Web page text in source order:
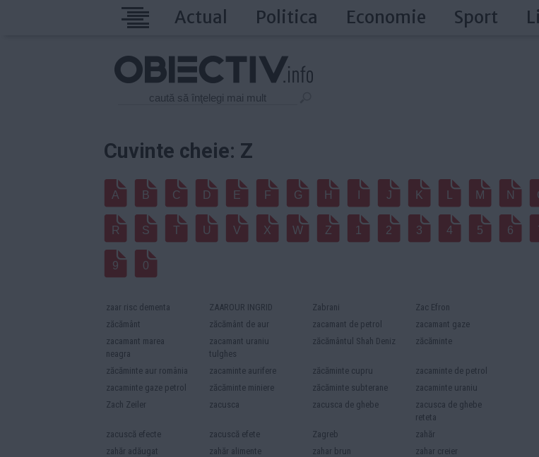
Actual Politica Economie Sport
Cuvinte cheie: Z
A B C D E F G H J K M N
R S T U V X W Z 1 2 3 4 5 6
9 0
zaar risc dementa ZAAROUR INGRID Zabrani
Zac Efron
zăcământ
zăcământ de aur zacamant de petrol
zacamant gaze
zacamant marea
neagra
zacamant uraniu
tulghes
zăcământul Shah Deniz zăcăminte
zăcăminte aur românia zacaminte aurifere zăcăminte cupru
zacaminte de petrol
zacaminte gaze petrol
zăcăminte miniere zăcăminte subterane
zacaminte uraniu
Zach Zeiler
zacusca zacusca de ghebe
zacusca de ghebe
reteta
zacuscă efecte
zacuscă efete Zagreb
zahăr
zahăr adăugat
zahăr alimente zahar brun
zahar creier